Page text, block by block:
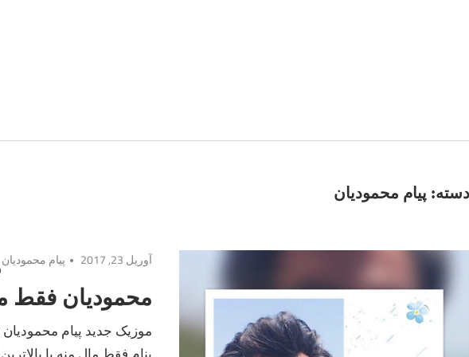
دسته:پیام محمودیان
آوریل 23, 2017 پیام محمودیان
محمودیان فقط
موزیک جدید پیام